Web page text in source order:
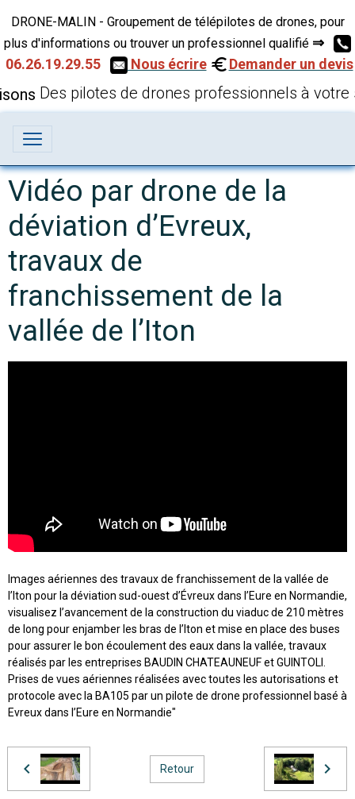
DRONE-MALIN - Groupement de télépilotes de drones, pour
plus d'informations ou trouver un professionnel qualifié ⇒
06.26.19.29.55
Nous écrire Demander un devis
Des pilotes de drones professionnels à votre
Vidéo par drone de la
déviation d’Evreux,
travaux de
franchissement de la
vallée de l’Iton
Images aériennes des travaux de franchissement de la vallée de
l’Iton pour la déviation sud-ouest d’Évreux dans l’Eure en Normandie,
visualisez l’avancement de la construction du viaduc de 210 mètres
de long pour enjamber les bras de l’Iton et mise en place des buses
pour assurer le bon écoulement des eaux dans la vallée, travaux
réalisés par les entreprises BAUDIN CHATEAUNEUF et GUINTOLI.
Prises de vues aériennes réalisées avec toutes les autorisations et
protocole avec la BA105 par un pilote de drone professionnel basé à
Evreux dans l’Eure en Normandie"
Retour